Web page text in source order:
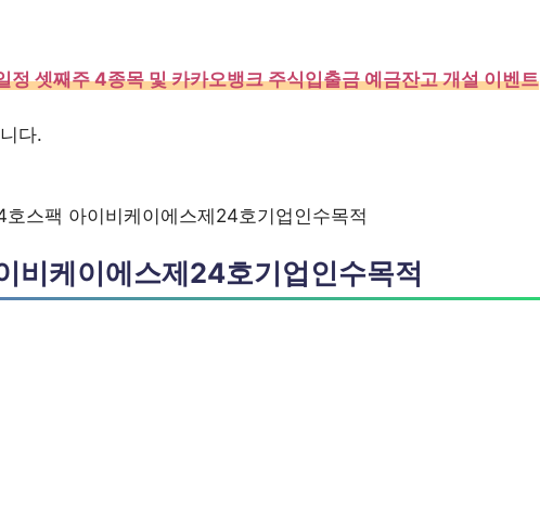
정 셋째주 4종목 및 카카오뱅크 주식입출금 예금잔고 개설 이벤트
다.
호스팩 아이비케이에스제24호기업인수목적
비케이에스제24호기업인수목적